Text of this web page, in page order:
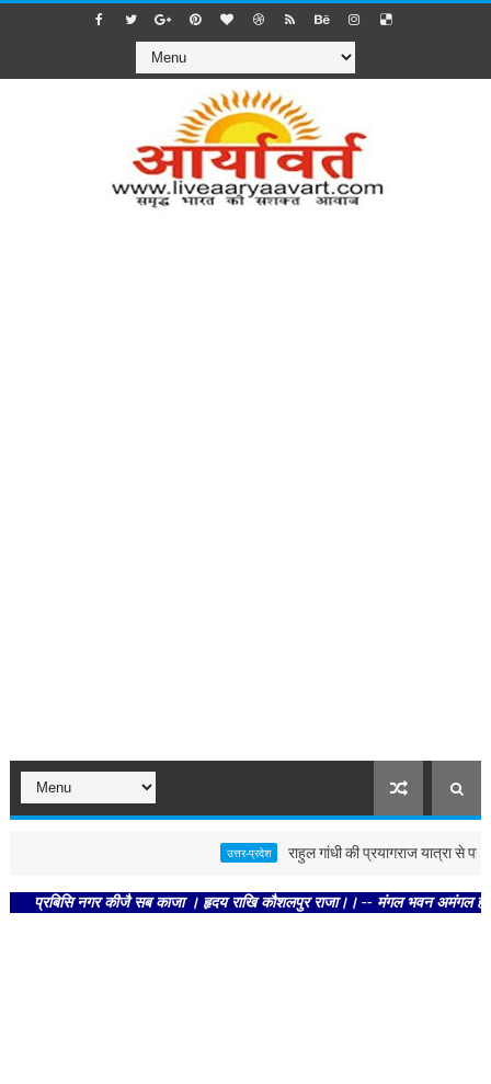
उत्तर-प्रदेश राहुल गांधी की प्रयागराज यात्रा से पहले
नगर कीजै सब काजा । हृदय राखि कौशलपुर राजा।। -- मंगल भवन अमंगल हारी।